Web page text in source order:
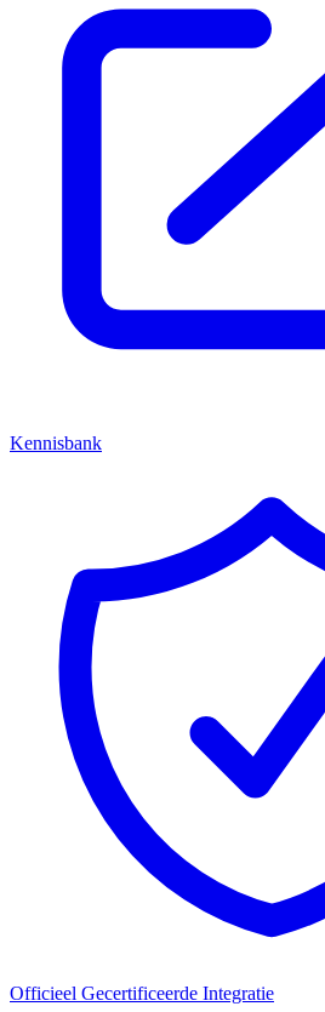
Kennisbank
Officieel Gecertificeerde Integratie